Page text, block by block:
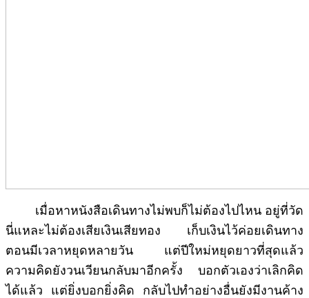
เมื่อหาหนังสือเดินทางไม่พบก็ไม่ต้องไปไหน อยู่ที่วัด
นี่แหละไม่ต้องเสียเงินเสียทอง เก็บเงินไว้ค่อยเดินทาง
ตอนมีเวลาหยุดหลายวัน แต่ปีใหม่หยุดยาวที่สุดแล้ว
ความคิดยังวนเวียนกลับมาอีกครั้ง บอกตัวเองว่าเลิกคิด
ได้แล้ว แต่ยิ่งบอกยิ่งคิด กลับไปทำอย่างอื่นยังมีงานค้าง